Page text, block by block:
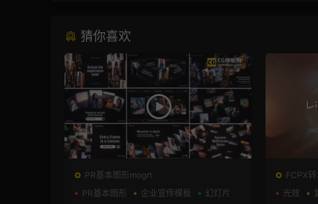
猜你喜欢
PR基本图形mogrt
PR基本图形
企业宣传模板 幻灯片
FCPX转
光效